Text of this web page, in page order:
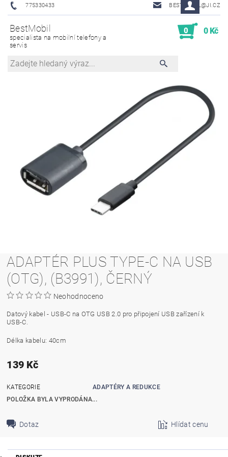
775330433 BESTMOBIL@JI.CZ
BestMobil
specialista na mobilní telefony a
servis
0 0 Kč
ADAPTÉR PLUS TYPE-C NA USB
(OTG), (B3991), ČERNÝ
Neohodnoceno
Datový kabel - USB-C na OTG USB 2.0 pro připojení USB zařízení k
USB-C.
Délka kabelu: 40cm
139 Kč
KATEGORIE
ADAPTÉRY A REDUKCE
POLOŽKA BYLA VYPRODÁNA...
Dotaz Hlídat cenu